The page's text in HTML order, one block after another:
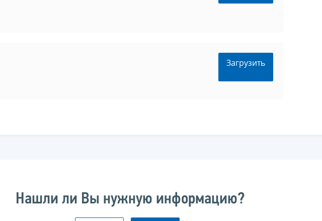
Загрузить
Нашли ли Вы нужную информацию?